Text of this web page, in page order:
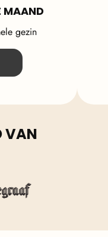
MAAND
gezin
VAN